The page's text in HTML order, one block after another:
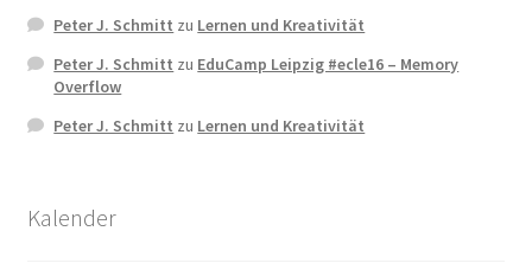
Peter J. Schmitt zu Lernen und Kreativität
Peter J. Schmitt zu EduCamp Leipzig #ecle16 – Memory
Overflow
Peter J. Schmitt zu Lernen und Kreativität
Kalender